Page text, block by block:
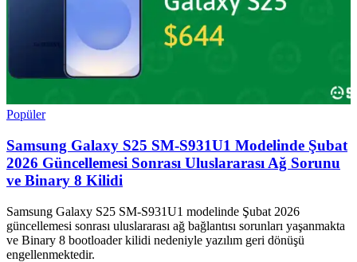
Popüler
Samsung Galaxy S25 SM-S931U1 Modelinde Şubat
2026 Güncellemesi Sonrası Uluslararası Ağ Sorunu
ve Binary 8 Kilidi
Samsung Galaxy S25 SM-S931U1 modelinde Şubat 2026
güncellemesi sonrası uluslararası ağ bağlantısı sorunları yaşanmakta
ve Binary 8 bootloader kilidi nedeniyle yazılım geri dönüşü
engellenmektedir.